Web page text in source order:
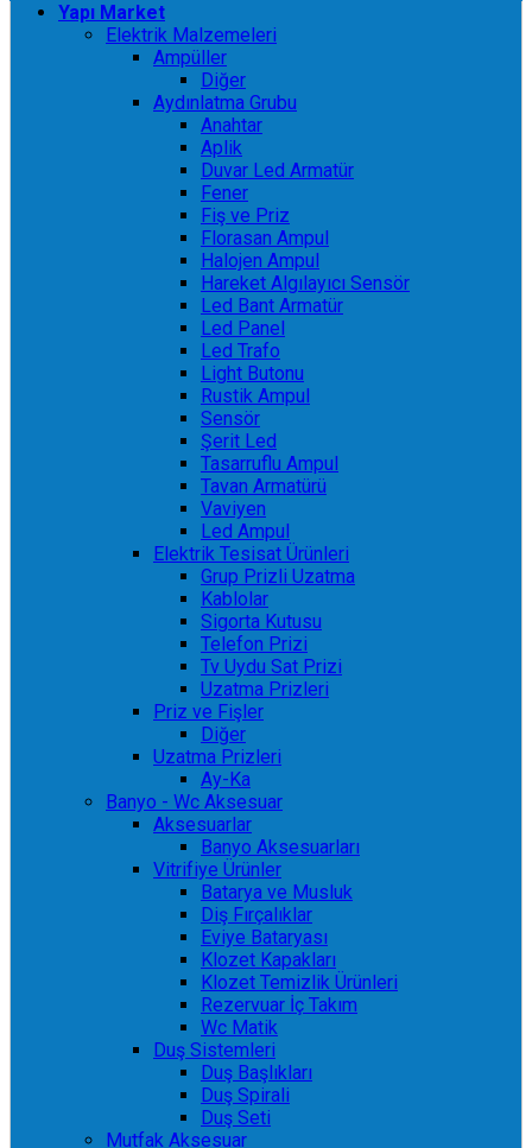
Yapı Market
Elektrik Malzemeleri
Ampüller
Diğer
Aydınlatma Grubu
Anahtar
Aplik
Duvar Led Armatür
Fener
Fiş ve Priz
Florasan Ampul
Halojen Ampul
Hareket Algılayıcı Sensör
Led Bant Armatür
Led Panel
Led Trafo
Light Butonu
Rustik Ampul
Sensör
Şerit Led
Tasarruflu Ampul
Tavan Armatürü
Vaviyen
Led Ampul
Elektrik Tesisat Ürünleri
Grup Prizli Uzatma
Kablolar
Sigorta Kutusu
Telefon Prizi
Tv Uydu Sat Prizi
Uzatma Prizleri
Priz ve Fişler
Diğer
Uzatma Prizleri
Ay-Ka
Banyo - Wc Aksesuar
Aksesuarlar
Banyo Aksesuarları
Vitrifiye Ürünler
Batarya ve Musluk
Diş Fırçalıklar
Eviye Bataryası
Klozet Kapakları
Klozet Temizlik Ürünleri
Rezervuar İç Takım
Wc Matik
Duş Sistemleri
Duş Başlıkları
Duş Spirali
Duş Seti
Mutfak Aksesuar